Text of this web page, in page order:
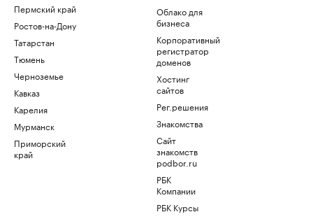
Пермский край
Ростов-на-Дону
Татарстан
Тюмень
Черноземье
Кавказ
Карелия
Мурманск
Приморский
край
Облако для
бизнеса
Корпоративный
регистратор
доменов
Хостинг
сайтов
Рег.решения
Знакомства
Сайт
знакомств
podbor.ru
РБК
Компании
РБК Курсы